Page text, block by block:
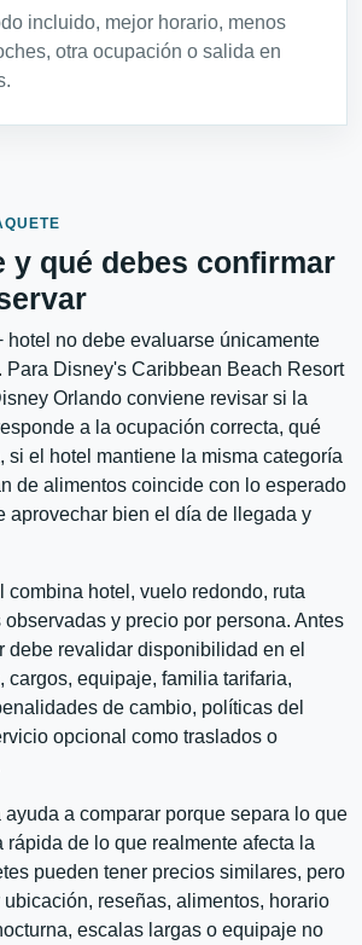
incluido, mejor horario, menos
otra ocupación o salida en
y qué debes confirmar
hotel no debe evaluarse únicamente
Para Disney's Caribbean Beach Resort
Orlando conviene revisar si la
a la ocupación correcta, qué
si el hotel mantiene la misma categoría
de alimentos coincide con lo esperado
aprovechar bien el día de llegada y
combina hotel, vuelo redondo, ruta
observadas y precio por persona. Antes
debe revalidar disponibilidad en el
cargos, equipaje, familia tarifaria,
de cambio, políticas del
opcional como traslados o
ayuda a comparar porque separa lo que
rápida de lo que realmente afecta la
pueden tener precios similares, pero
reseñas, alimentos, horario
escalas largas o equipaje no